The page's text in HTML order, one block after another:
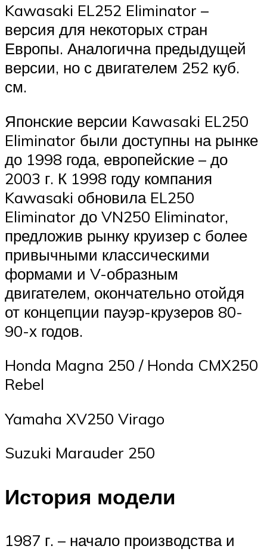
Kawasaki EL252 Eliminator –
версия для некоторых стран
Европы. Аналогична предыдущей
версии, но с двигателем 252 куб.
см.
Японские версии Kawasaki EL250
Eliminator были доступны на рынке
до 1998 года, европейские – до
2003 г. К 1998 году компания
Kawasaki обновила EL250
Eliminator до VN250 Eliminator,
предложив рынку круизер с более
привычными классическими
формами и V-образным
двигателем, окончательно отойдя
от концепции пауэр-крузеров 80-
90-х годов.
Honda Magna 250 / Honda CMX250
Rebel
Yamaha XV250 Virago
Suzuki Marauder 250
История модели
1987 г. – начало производства и